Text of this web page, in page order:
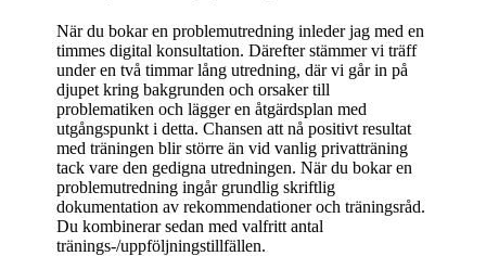
När du bokar en problemutredning inleder jag med en
timmes digital konsultation. Därefter stämmer vi träff
under en två timmar lång utredning, där vi går in på
djupet kring bakgrunden och orsaker till
problematiken och lägger en åtgärdsplan med
utgångspunkt i detta. Chansen att nå positivt resultat
med träningen blir större än vid vanlig privatträning
tack vare den gedigna utredningen. När du bokar en
problemutredning ingår grundlig skriftlig
dokumentation av rekommendationer och träningsråd.
Du kombinerar sedan med valfritt antal
tränings-/uppföljningstillfällen.